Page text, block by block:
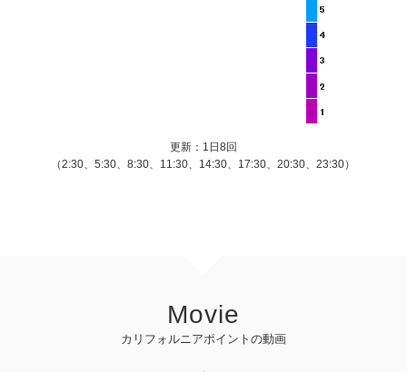
更新：1日8回
（2:30、5:30、8:30、11:30、14:30、17:30、20:30、23:30）
Movie
カリフォルニアポイントの動画